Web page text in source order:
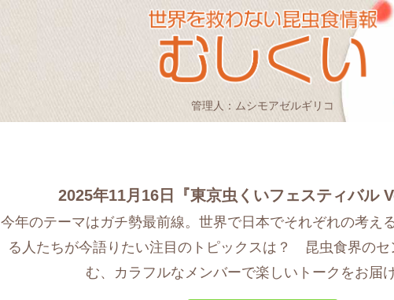
管理人：ムシモアゼルギリコ
2025年11月16日『東京虫くいフェスティバル
今年のテーマはガチ勢最前線。世界で日本でそれぞれの考え
る人たちが今語りたい注目のトピックスは？ 昆虫食界のセ
む、カラフルなメンバーで楽しいトークをお届